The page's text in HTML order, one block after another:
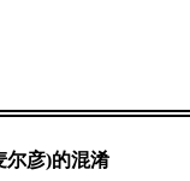
尔彦)的混淆